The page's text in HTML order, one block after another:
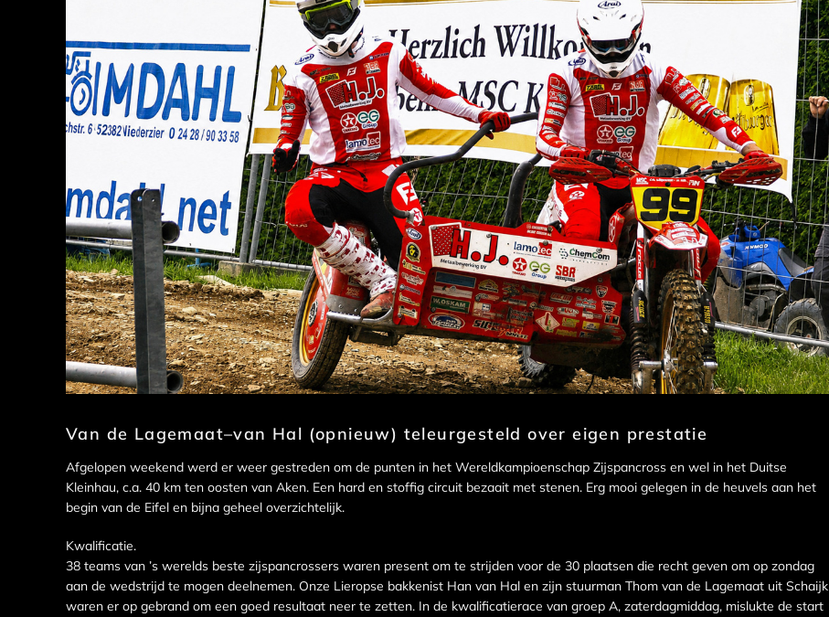
Van de Lagemaat–van Hal (opnieuw) teleurgesteld over eigen prestatie
Afgelopen weekend werd er weer gestreden om de punten in het Wereldkampioenschap Zijspancross en wel in het Duitse
Kleinhau, c.a. 40 km ten oosten van Aken. Een hard en stoffig circuit bezaait met stenen. Erg mooi gelegen in de heuvels aan het
begin van de Eifel en bijna geheel overzichtelijk.
Kwalificatie.
38 teams van ’s werelds beste zijspancrossers waren present om te strijden voor de 30 plaatsen die recht geven om op zondag
aan de wedstrijd te mogen deelnemen. Onze Lieropse bakkenist Han van Hal en zijn stuurman Thom van de Lagemaat uit Schaijk
waren er op gebrand om een goed resultaat neer te zetten. In de kwalificatierace van groep A, zaterdagmiddag, mislukte de start